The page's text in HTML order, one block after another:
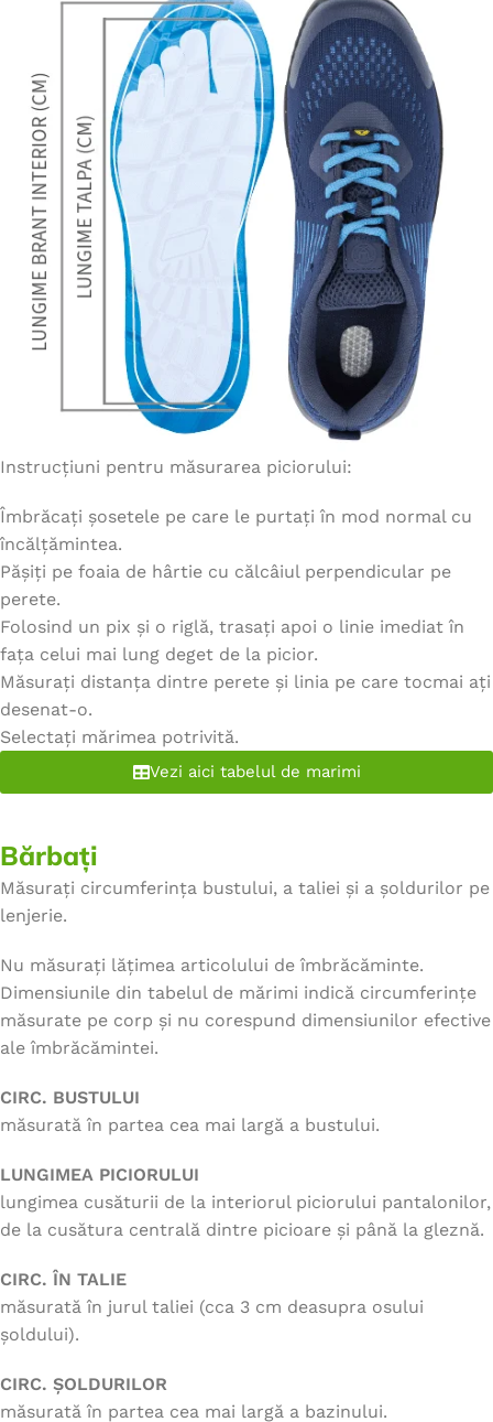
Instrucțiuni pentru măsurarea piciorului:
Îmbrăcați șosetele pe care le purtați în mod normal cu
încălțămintea.
Pășiți pe foaia de hârtie cu călcâiul perpendicular pe
perete.
Folosind un pix și o riglă, trasați apoi o linie imediat în
fața celui mai lung deget de la picior.
Măsurați distanța dintre perete și linia pe care tocmai ați
desenat-o.
Selectați mărimea potrivită.
Vezi aici tabelul de marimi
Bărbați
Măsurați circumferința bustului, a taliei și a șoldurilor pe
lenjerie.
Nu măsurați lățimea articolului de îmbrăcăminte.
Dimensiunile din tabelul de mărimi indică circumferințe
măsurate pe corp și nu corespund dimensiunilor efective
ale îmbrăcămintei.
CIRC. BUSTULUI
măsurată în partea cea mai largă a bustului.
LUNGIMEA PICIORULUI
lungimea cusăturii de la interiorul piciorului pantalonilor,
de la cusătura centrală dintre picioare și până la gleznă.
CIRC. ÎN TALIE
măsurată în jurul taliei (cca 3 cm deasupra osului
șoldului).
CIRC. ȘOLDURILOR
măsurată în partea cea mai largă a bazinului.